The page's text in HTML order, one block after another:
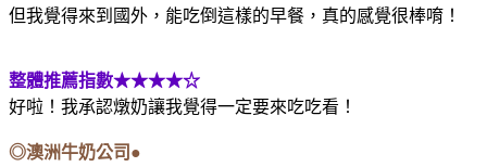
但我覺得來到國外，能吃倒這樣的早餐，真的感覺很棒唷！
整體推薦指數★★★★☆
好啦！我承認燉奶讓我覺得一定要來吃吃看！
◎澳洲牛奶公司●